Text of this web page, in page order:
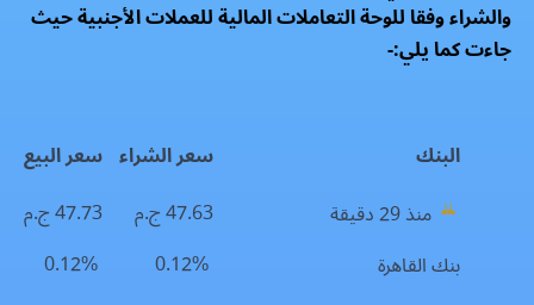
والشراء وفقا للوحة التعاملات المالية للعملات الأجنبية حيث
جاءت كما يلي:-
البنك سعر الشراء
سعر البيع
منذ 29 دقيقة
بنك القاهرة
47.63 ج.م
47.73 ج.م